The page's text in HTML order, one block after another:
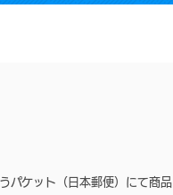
パケット（日本郵便）にて商品